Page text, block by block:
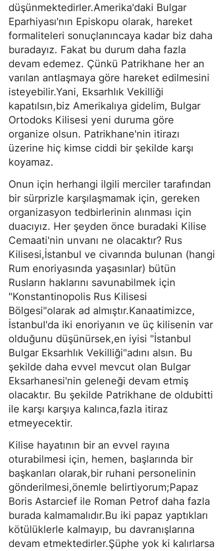
düşünmektedirler.Amerika'daki Bulgar
Eparhiyası'nın Episkopu olarak, hareket
formaliteleri sonuçlanıncaya kadar biz daha
buradayız. Fakat bu durum daha fazla
devam edemez. Çünkü Patrikhane her an
varılan antlaş­maya göre hareket edilmesini
isteyebilir.Yani, Eksarhlık Vekilliği
kapatılsın,biz Amerikalıya gidelim, Bulgar
Ortodoks Kilisesi yeni duruma göre
organize olsun. Patrikhane'nin itirazı
üzerine hiç kimse ciddi bir şekilde karşı
koyamaz.
Onun için herhangi ilgili merciler tarafından
bir sürprizle karşılaşma­mak için, gereken
organizasyon tedbirlerinin alınması için
duacıyız. Her şeyden önce buradaki Kilise
Cemaati'nin unvanı ne olacaktır? Rus
Kilisesi,İstanbul ve civarında bulunan (hangi
Rum enoriyasında yaşasın­lar) bütün
Rusların haklarını savunabilmek için
"Konstantinopolis Rus Kilisesi
Bölgesi"olarak ad almıştır.Kanaatimizce,
İstanbul'da iki enoriyanın ve üç kilisenin var
olduğunu düşünürsek,en iyisi "İstanbul
Bulgar Eksarhlık Vekilliği"adını alsın. Bu
şekilde daha evvel mevcut olan Bulgar
Eksarhanesi'nin geleneği devam etmiş
olacaktır. Bu şekilde Patrikhane de oldubitti
ile karşı karşıya kalınca,fazla itiraz
etmeyecektir.
Kilise hayatının bir an evvel rayına
oturabilmesi için, hemen, başlarında bir
başkanları olarak,bir ruhani personelinin
gönderilmesi,önemle belirtiyorum;Papaz
Boris Astarcief ile Roman Petrof daha fazla
burada kalmamalıdır.Bu iki papaz yaptıkları
kötülüklerle kalmayıp, bu davranış­larına
devam etmektedirler.Şüphe yok ki kalırlarsa